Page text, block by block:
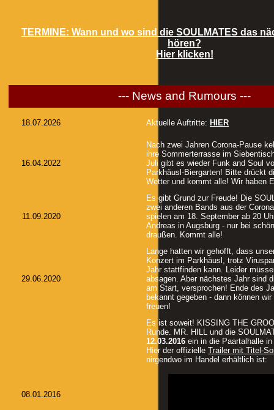
TERMINE: Wann und wo sind die SOULMATES das
hören?
Hier klicken!
--- News and Rumours ---
18.07.2026 Aktuelle Auftritte: HIER
16.04.2022
Nach zwei Jahren Corona-Pause
ihre Sommerterrasse im
Juli gibt es wieder Funk and Soul
Parkhäusl-Biergarten! Bitte drückt
Wetter und kommt alle! Wir haben
11.09.2020
Es gibt Grund zur Freude! Die
zwei anderen Bands aus der
spielen am 18. September ab 20
Andreas in Augsburg - nur bei
draußen. Kommt alle!
29.06.2020
Lange hatten wir gehofft, dass
Konzert im Parkhäusl, trotz
Jahr stattfinden kann. Leider
absagen. Aber nächstes Jahr sind
am Start, versprochen! Ende des
bekannt gegeben - dann können
freuen!
08.01.2016
Es ist soweit! KISSING THE
Runde. MR. HILL und die
12.03.2016 ein in die Paartalhalle
Hier der offizielle Trailer mit Titel-
nirgendwo im Handel erhältlich ist: